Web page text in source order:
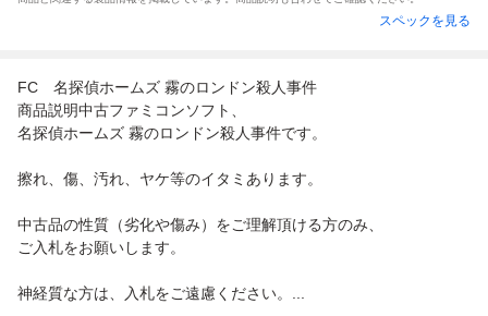
スペックを見る
FC 名探偵ホームズ 霧のロンドン殺人事件
商品説明中古ファミコンソフト、
名探偵ホームズ 霧のロンドン殺人事件です。
擦れ、傷、汚れ、ヤケ等のイタミあります。
中古品の性質（劣化や傷み）をご理解頂ける方のみ、
ご入札をお願いします。
神経質な方は、入札をご遠慮ください。...